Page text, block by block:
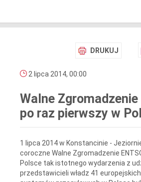
DRUKUJ
2 lipca 2014, 00:00
Walne Zgromadzenie
po raz pierwszy w
1 lipca 2014 w Konstancinie -
coroczne Walne Zgromadzenie
Polsce tak istotnego wydarzenia z
przedstawicieli władz 41